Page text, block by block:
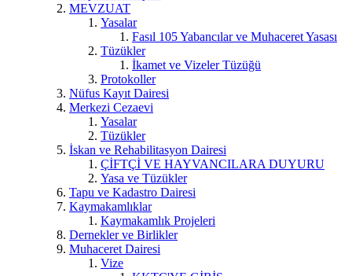
MEVZUAT
Yasalar
Fasıl 105 Yabancılar ve Muhaceret Yasası
Tüzükler
İkamet ve Vizeler Tüzüğü
Protokoller
Nüfus Kayıt Dairesi
Merkezi Cezaevi
Yasalar
Tüzükler
İskan ve Rehabilitasyon Dairesi
ÇİFTÇİ VE HAYVANCILARA DUYURU
Yasa ve Tüzükler
Tapu ve Kadastro Dairesi
Kaymakamlıklar
Kaymakamlık Projeleri
Dernekler ve Birlikler
Muhaceret Dairesi
Vize